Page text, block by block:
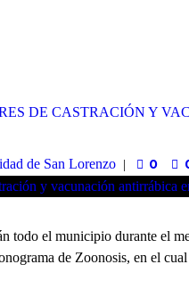
DE CASTRACIÓN Y
de San Lorenzo 0
todo el municipio durante el
de Zoonosis, en el